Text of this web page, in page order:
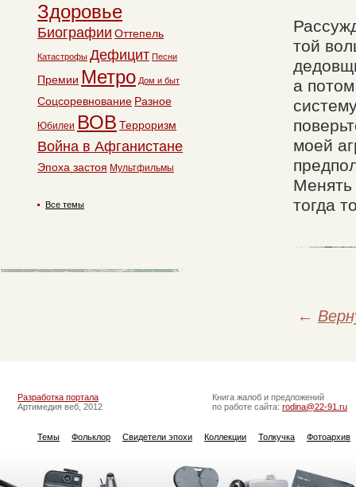
той
а
моей
Менять
тогда
←
Здоровье
Биографии Оттепель
Катастрофы Дефицит Песни
Премии Метро Дом и быт
Соцсоревнование Разное
Юбилеи ВОВ Терроризм
Война в Афганистане
Эпоха застоя Мультфильмы
Все темы
Разработка портала
Артимедия веб, 2012
Книга жалоб и предложений
по работе сайта: rodina@22-91.ru
Темы Фольклор Свидетели эпохи Коллекции Толкучка Фотоархив